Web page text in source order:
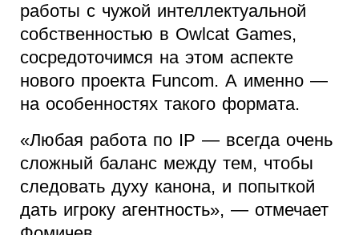
работы с чужой интеллектуальной
собственностью в Owlcat Games,
сосредоточимся на этом аспекте
нового проекта Funcom. А именно —
на особенностях такого формата.
«Любая работа по IP — всегда очень
сложный баланс между тем, чтобы
следовать духу канона, и попыткой
дать игроку агентность», — отмечает